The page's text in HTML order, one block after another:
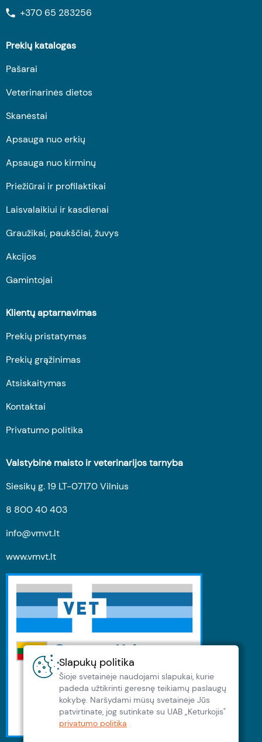
Slapukų politika
Šioje svetainėje naudojami slapukai, kurie
padeda užtikrinti geresnę teikiamų paslaugų
kokybę. Naršydami müsų svetainėje Jūs
patvirtinate, jog sutinkate su UAB „Keturkojis"
privatumo politika
+370 65 283256
Prekių katalogas
Pašarai
Veterinarinės dietos
Skanėstai
Apsauga nuo erkių
Apsauga nuo kirminų
Priežiūrai ir profilaktikai
Laisvalaikiui ir kasdienai
Graužikai, paukščiai, žuvys
Akcijos
Gamintojai
Klientų aptarnavimas
Prekių pristatymas
Prekių grąžinimas
Atsiskaitymas
Kontaktai
Privatumo politika
Valstybinė maisto ir veterinarijos tarnyba
Siesikų g. 19 LT-07170 Vilnius
8 800 40 403
info@vmvt.lt
www.vmvt.lt